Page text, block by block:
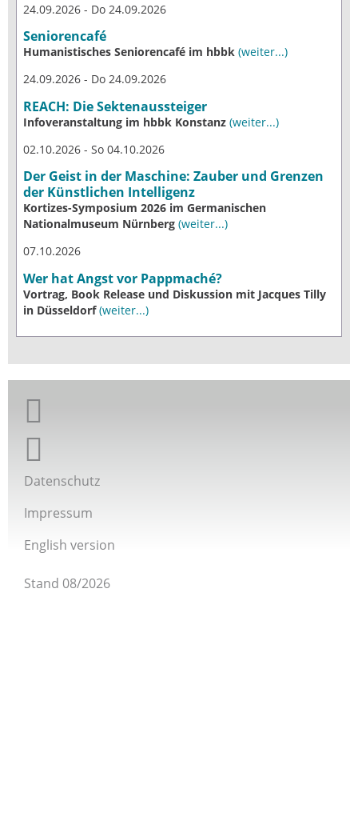
24.09.2026 - Do 24.09.2026
Seniorencafé
Humanistisches Seniorencafé im hbbk (weiter...)
24.09.2026 - Do 24.09.2026
REACH: Die Sektenaussteiger
Infoveranstaltung im hbbk Konstanz (weiter...)
02.10.2026 - So 04.10.2026
Der Geist in der Maschine: Zauber und Grenzen
der Künstlichen Intelligenz
Kortizes-Symposium 2026 im Germanischen
Nationalmuseum Nürnberg (weiter...)
07.10.2026
Wer hat Angst vor Pappmaché?
Vortrag, Book Release und Diskussion mit Jacques Tilly
in Düsseldorf(weiter...)
Giordano-Bruno-Stiftung auf Facebook
Giordano-Bruno-Stiftung bei Twitter
Datenschutz
Impressum
English version
Stand 08/2026